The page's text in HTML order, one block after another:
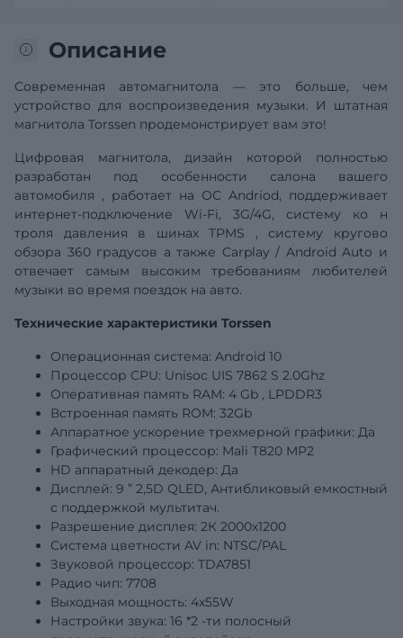
Описание
Современная автомагнитола — это больше, чем
устройство для воспроизведения музыки. И штатная
магнитола Torssen продемонстрирует вам это!
Цифровая магнитола, дизайн которой полностью
разработан под особенности салона вашего
автомобиля , работает на ОС Andriod, поддерживает
интернет-подключение Wi-Fi, 3G/4G, систему ко н
троля давления в шинахTPMS ,
систему кругово
обзора 360 градусов а также Carplay / Android Auto и
отвечает самым высоким требованиям любителей
музыки во время поездок на авто.
Технические характеристики Torssen
Операционная система: Android 10
Процессор CPU: Unisoc UIS 7862 S 2.0Ghz
Оперативная память RAM: 4 Gb , LPDDR3
Встроенная память ROM: 32Gb
Аппаратное ускорение трехмерной графики: Да
Графический процессор: Mali T820 MP2
HD аппаратный декодер: Да
Дисплей: 9 ” 2,5D QLED, Антибликовый емкостный
с поддержкой мультитач.
Разрешение дисплея: 2К 2000х1200
Система цветности AV in: NTSC/PAL
Звуковой процессор: TDA7851
Радио чип: 7708
Выходная мощность: 4х55W
Настройки звука: 16 *2 -ти полосный